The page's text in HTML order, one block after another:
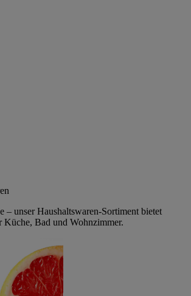
– unser Haushaltswaren-Sortiment bietet
Küche, Bad und Wohnzimmer.